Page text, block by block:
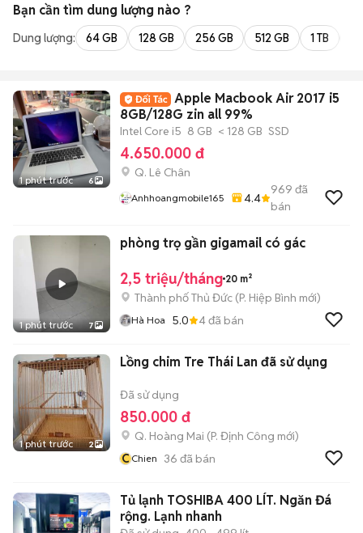
Bạn cần tìm dung lượng nào ?
Dung lượng: 64 GB 128 GB 256 GB 512 GB 1 TB
1 phút trước 6
Apple Macbook Air 2017 i5
8GB/128G zin all 99%
Intel Core i5 8 GB < 128 GB SSD
4.650.000 đ
Q. Lê Chân
Anhhoangmobile165 4.4
969 đã
bán
1 phút trước 7
phòng trọ gần gigamail có gác
2,5 triệu/tháng 20 m²
Thành phố Thủ Đức (P. Hiệp Bình mới)
Hà Hoa 5.0 4đã bán
1 phút trước 2
Lồng chim Tre Thái Lan đã sử dụng
Đã sử dụng
850.000 đ
Q. Hoàng Mai (P. Định Công mới)
CChien 36 đã bán
Tủ lạnh TOSHIBA 400 LÍT. Ngăn Đá
rộng. Lạnh nhanh